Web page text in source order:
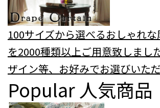
100サイズから選べるおしゃれ
を2000種類以上ご用意致しまし
ザイン等、お好みでお選びいただ
Popular 人気商品